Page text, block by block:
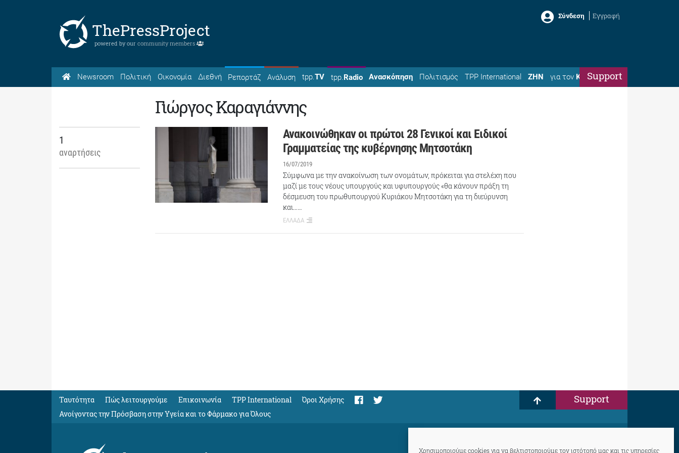
Χρησιμοποιούμε cookies για να βελτιστοποιούμε τον ιστότοπό μας και τις υπηρεσίες
ThePressProject
powered by our community members
Σύνδεση Εγγραφή
Newsroom Πολιτική Οικονομία Διεθνή Ρεπορτάζ Ανάλυση tpp.TV tpp.Radio Ανασκόπηση Πολιτισμός TPP International ΖΗΝ για τον ΚώσταSupport
Γιώργος Καραγιάννης
1
αναρτήσεις
Ανακοινώθηκαν οι πρώτοι 28 Γενικοί και Ειδικοί
Γραμματείας της κυβέρνησης Μητσοτάκη
16/07/2019
Σύμφωνα με την ανακοίνωση των ονομάτων, πρόκειται για στελέχη που
μαζί με τους νέους υπουργούς και υφυπουργούς «θα κάνουν πράξη τη
δέσμευση του πρωθυπουργού Κυριάκου Μητσοτάκη για τη διεύρυνση
και……
ΕΛΛΑΔΑ
Ταυτότητα Πώς λειτουργούμε Eπικοινωνία TPP International
Όροι Χρήσης
Ανοίγοντας την Πρόσβαση στην Υγεία και το Φάρμακο για Όλους
Support